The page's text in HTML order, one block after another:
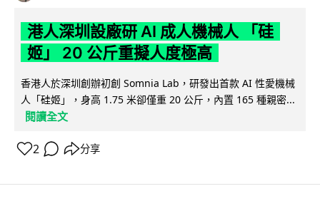
港人深圳設廠研 AI 成人機械人 「硅
姬」 20 公斤重擬人度極高
香港人於深圳創辦初創 Somnia Lab，研發出首款 AI 性愛機械
人「硅姬」，身高 1.75 米卻僅重 20 公斤，內置 165 種親密...
閱讀全文
2 分享